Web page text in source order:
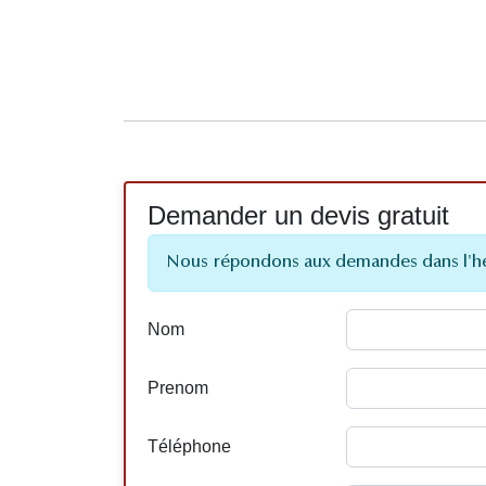
Demander un devis gratuit
Nous répondons aux demandes dans
Nom
Prenom
Téléphone